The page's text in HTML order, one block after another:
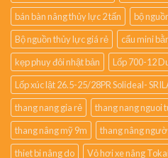
bán bàn nâng thủy lực 2 tấn
bộ
Bộ nguồn thủy lực giá rẻ
cẩu mini
kẹp phuy đôi nhật bản
Lốp 700-12
Lốp xúc lật 26.5-25/28PR Solideal-
thang nang gia rẻ
thang nang nguoi
thang nâng mỹ 9m
thang nâng
thiet bi nâng do
Vỏ hơi xe nâng